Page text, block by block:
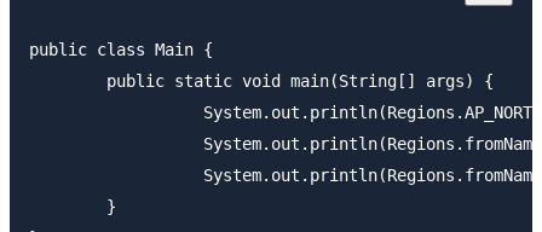
public class Main {